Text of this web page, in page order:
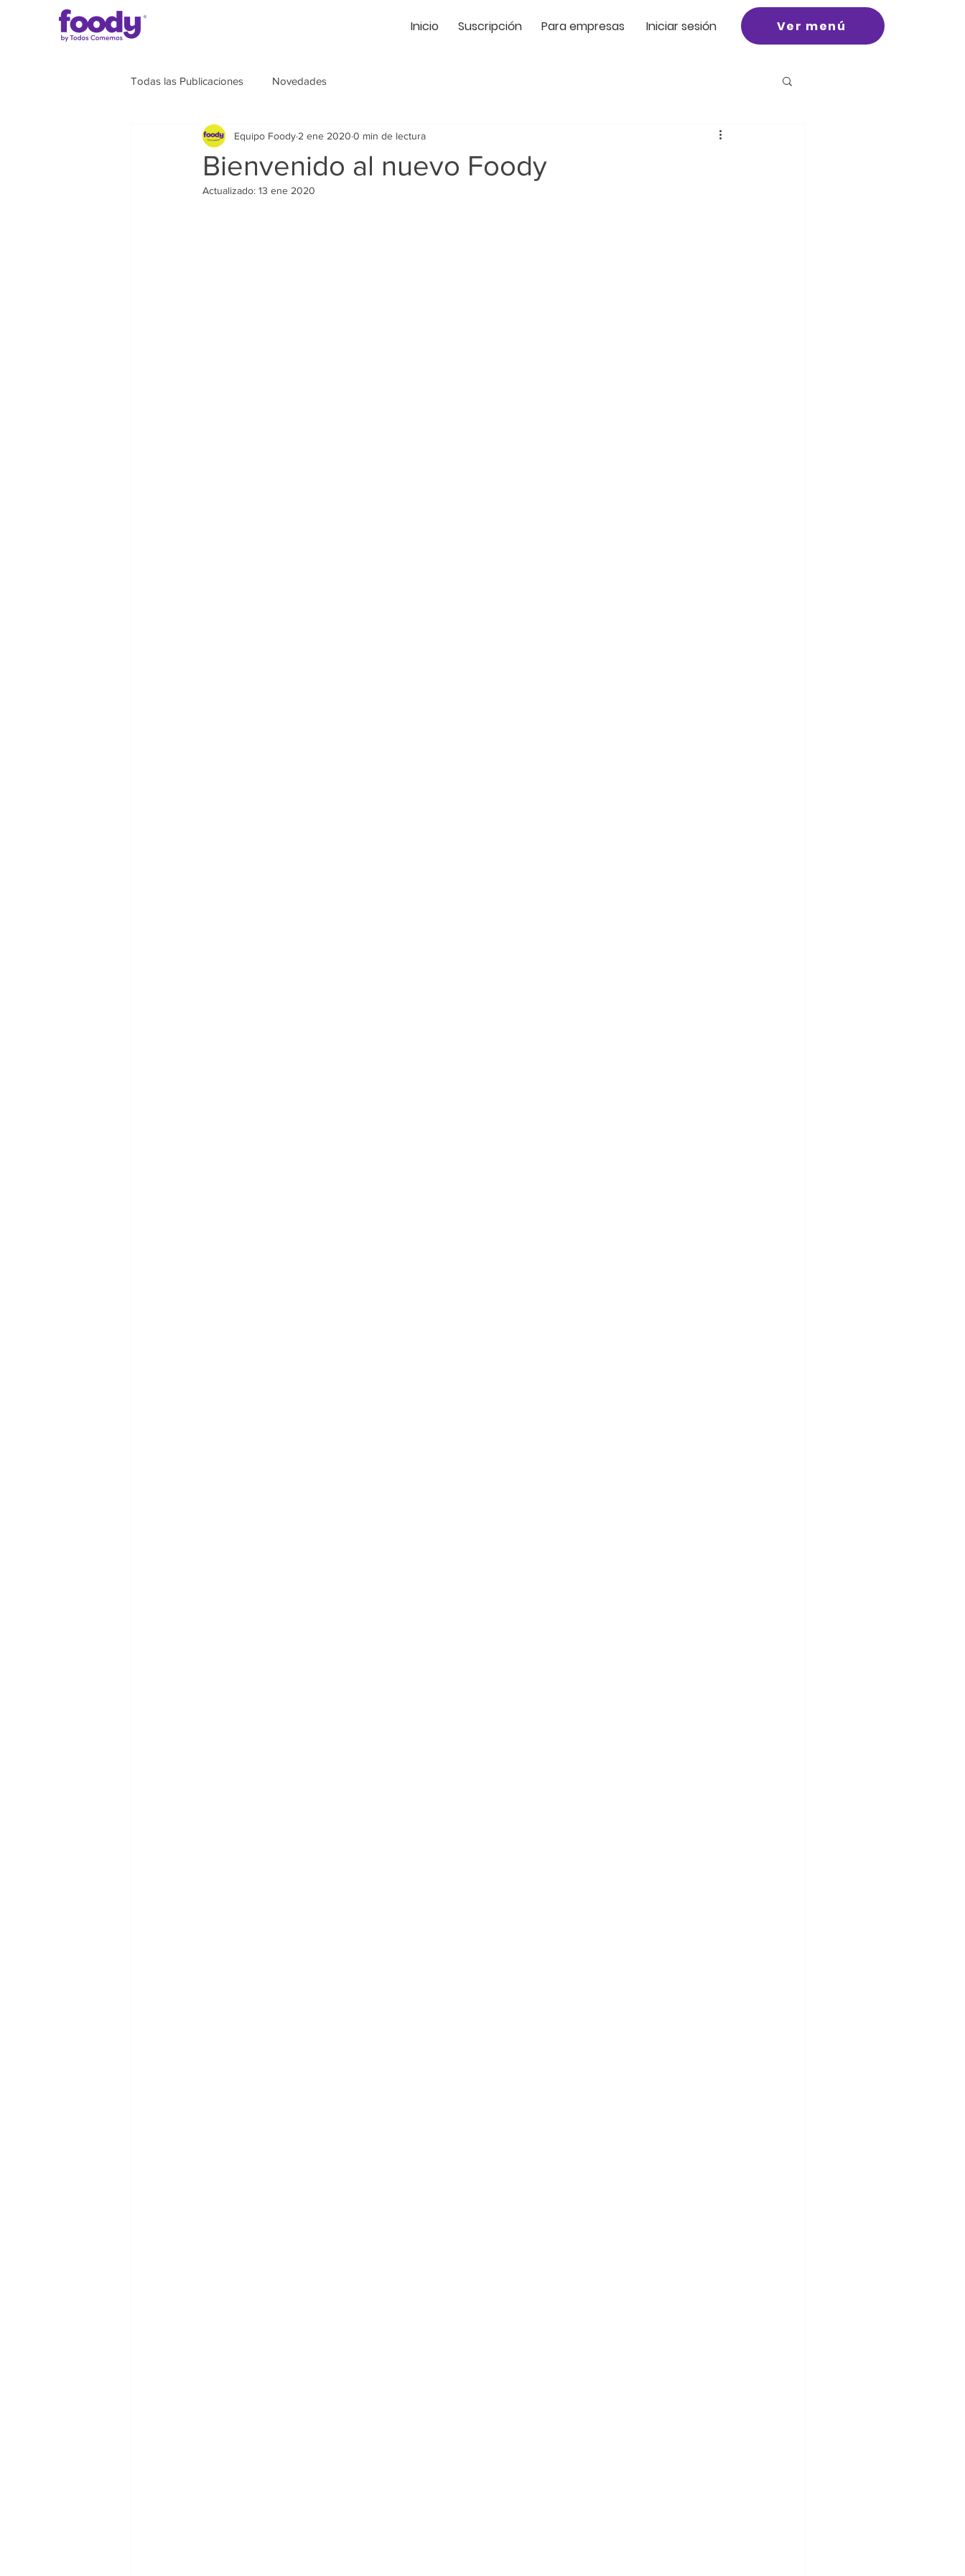
Inicio Suscripción Para empresas Iniciar sesión Ver menú
Todas las Publicaciones Novedades
Bienvenido al nuevo Foody
Equipo Foody 2 ene 2020 0 min de lectura
Actualizado: 13 ene 2020